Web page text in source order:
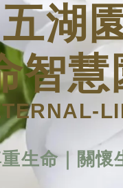
五湖
智慧
生命｜關懷